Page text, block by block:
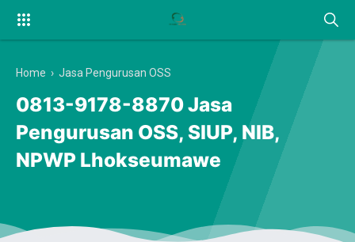
Anda Ingin Berwisata? Dan Mencari Transaksi Booking Online yang
100% Aman dan Terpercaya? Kami Solusinya. Kami menawarkan
Paket Wisata Murah Jogja, Karimunjawa, Bromo, Bali, Lombok,
Home › Jasa Pengurusan OSS
0813-9178-8870 Jasa
Pengurusan OSS, SIUP, NIB,
NPWP Lhokseumawe